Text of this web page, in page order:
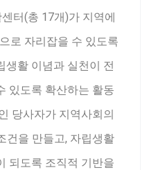
터(총 17개)가 지역에
로 자리잡을 수 있도록
생활 이념과 실천이 전
있도록 확산하는 활동
당사자가 지역사회의
건을 만들고, 자립생활
되도록 조직적 기반을